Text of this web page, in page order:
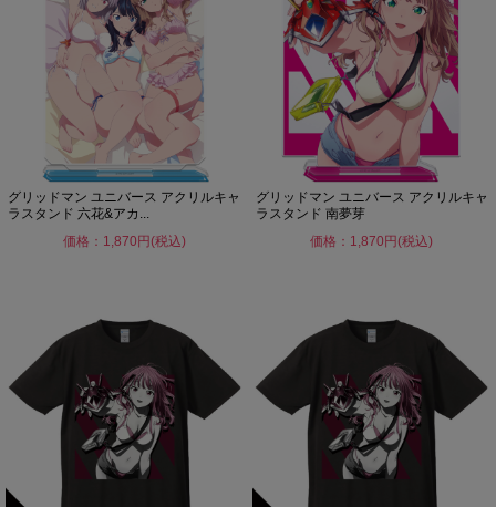
グリッドマン ユニバース アクリルキャ
ラスタンド 六花&アカ...
価格：1,870円(税込)
グリッドマン ユニバース アクリルキャ
ラスタンド 南夢芽
価格：1,870円(税込)